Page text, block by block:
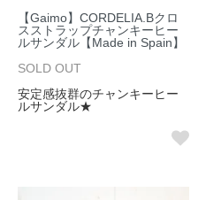
【Gaimo】CORDELIA.Bクロ
スストラップチャンキーヒー
ルサンダル【Made in Spain】
SOLD OUT
安定感抜群のチャンキーヒー
ルサンダル★